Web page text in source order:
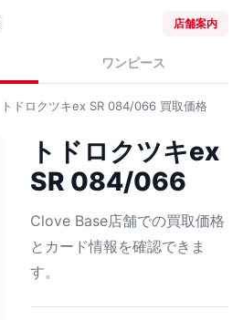
店舗案内
ワンピース
トドロクツキex SR 084/066 買取価格
トドロクツキex
SR 084/066
Clove Base店舗での買取価格
とカード情報を確認できま
す。